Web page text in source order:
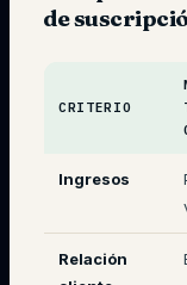
de
CRITERIO
Ingresos
Relación